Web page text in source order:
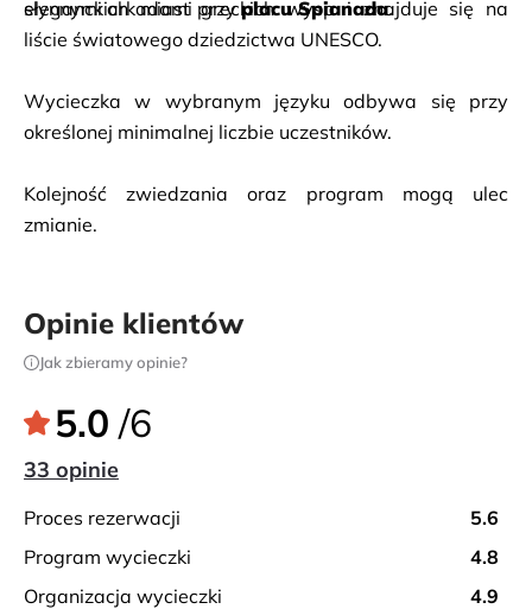
słynnymi arkadami przy placu Spianada.
eleganckich miast greckich wysp i znajduje się na
liście światowego dziedzictwa UNESCO.
Wycieczka w wybranym języku odbywa się przy
określonej minimalnej liczbie uczestników.
Kolejność zwiedzania oraz program mogą ulec
zmianie.
Opinie klientów
Jak zbieramy opinie?
5.0 /6
33 opinie
proces rezerwacji
5.6
program wycieczki
4.8
organizacja wycieczki
4.9